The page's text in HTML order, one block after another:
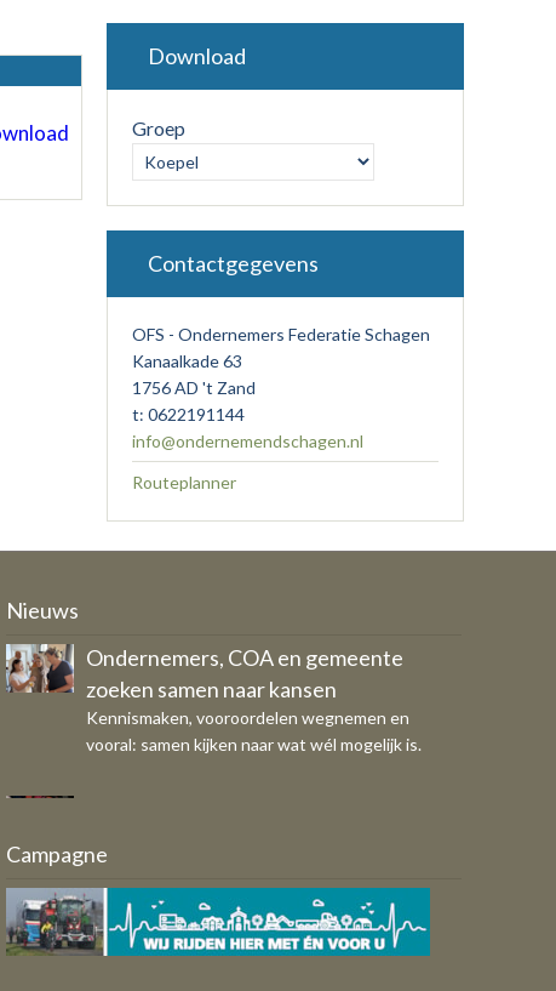
Download
Groep
Contactgegevens
OFS - Ondernemers Federatie Schagen
Kanaalkade 63
1756 AD 't Zand
t: 0622191144
info@ondernemendschagen.nl
Routeplanner
Nieuws
Kennismaken, vooroordelen wegnemen en
vooral: samen kijken naar wat wél mogelijk is.
SAVE THE DATE - Jaarvergadering
Breed draagvlak voor vernieuwd
Ondernemersfonds Schagen
Aangeleverd door: Werkgroep
Campagne